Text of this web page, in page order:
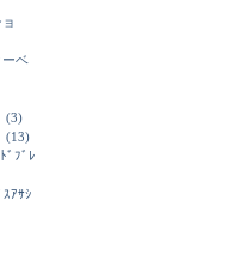
ーベ
(3)
(13)
ﾞﾌﾞﾚ
ｽｱｻｼ